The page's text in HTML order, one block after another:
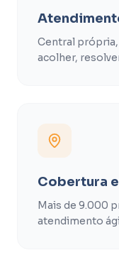
Central
acolher,
Cobertura
Mais de 9.000
atendimento